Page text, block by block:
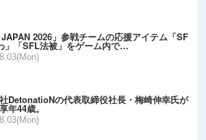
JAPAN 2026」参戦チームの応援アイテム「SF
」「SFL法被」をゲーム内で…
DetonatioNの代表取締役社長・梅崎伸幸氏が
年44歳。